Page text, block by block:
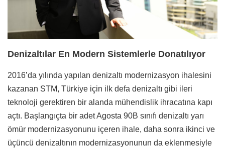
Denizaltılar En Modern Sistemlerle Donatılıyor
2016’da yılında yapılan denizaltı modernizasyon ihalesini
kazanan STM, Türkiye için ilk defa denizaltı gibi ileri
teknoloji gerektiren bir alanda mühendislik ihracatına kapı
açtı. Başlangıçta bir adet Agosta 90B sınıfı denizaltı yarı
ömür modernizasyonunu içeren ihale, daha sonra ikinci ve
üçüncü denizaltının modernizasyonunun da eklenmesiyle